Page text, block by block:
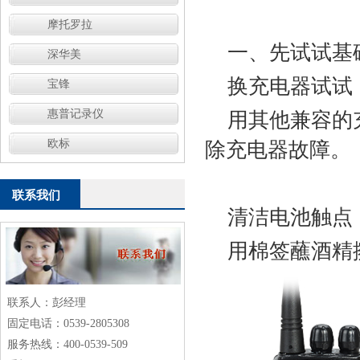
摩托罗拉
深华美
宝锋
惠普记录仪
欧标
联系我们
联系人：彭经理
固定电话：0539-2805308
服务热线：400-0539-509
一、先试试基
‌换充电器试试‌
用其他兼容的
除充电器故障。
‌清洁电池触点‌
用棉签蘸酒